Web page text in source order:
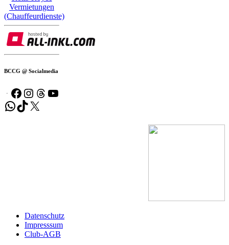
Vermietungen
(Chauffeurdienste)
BCCG @ Socialmedia
Facebook
Instagram
Threads
YouTube
WhatsApp
TikTok
X
Datenschutz
Impresssum
Club-AGB